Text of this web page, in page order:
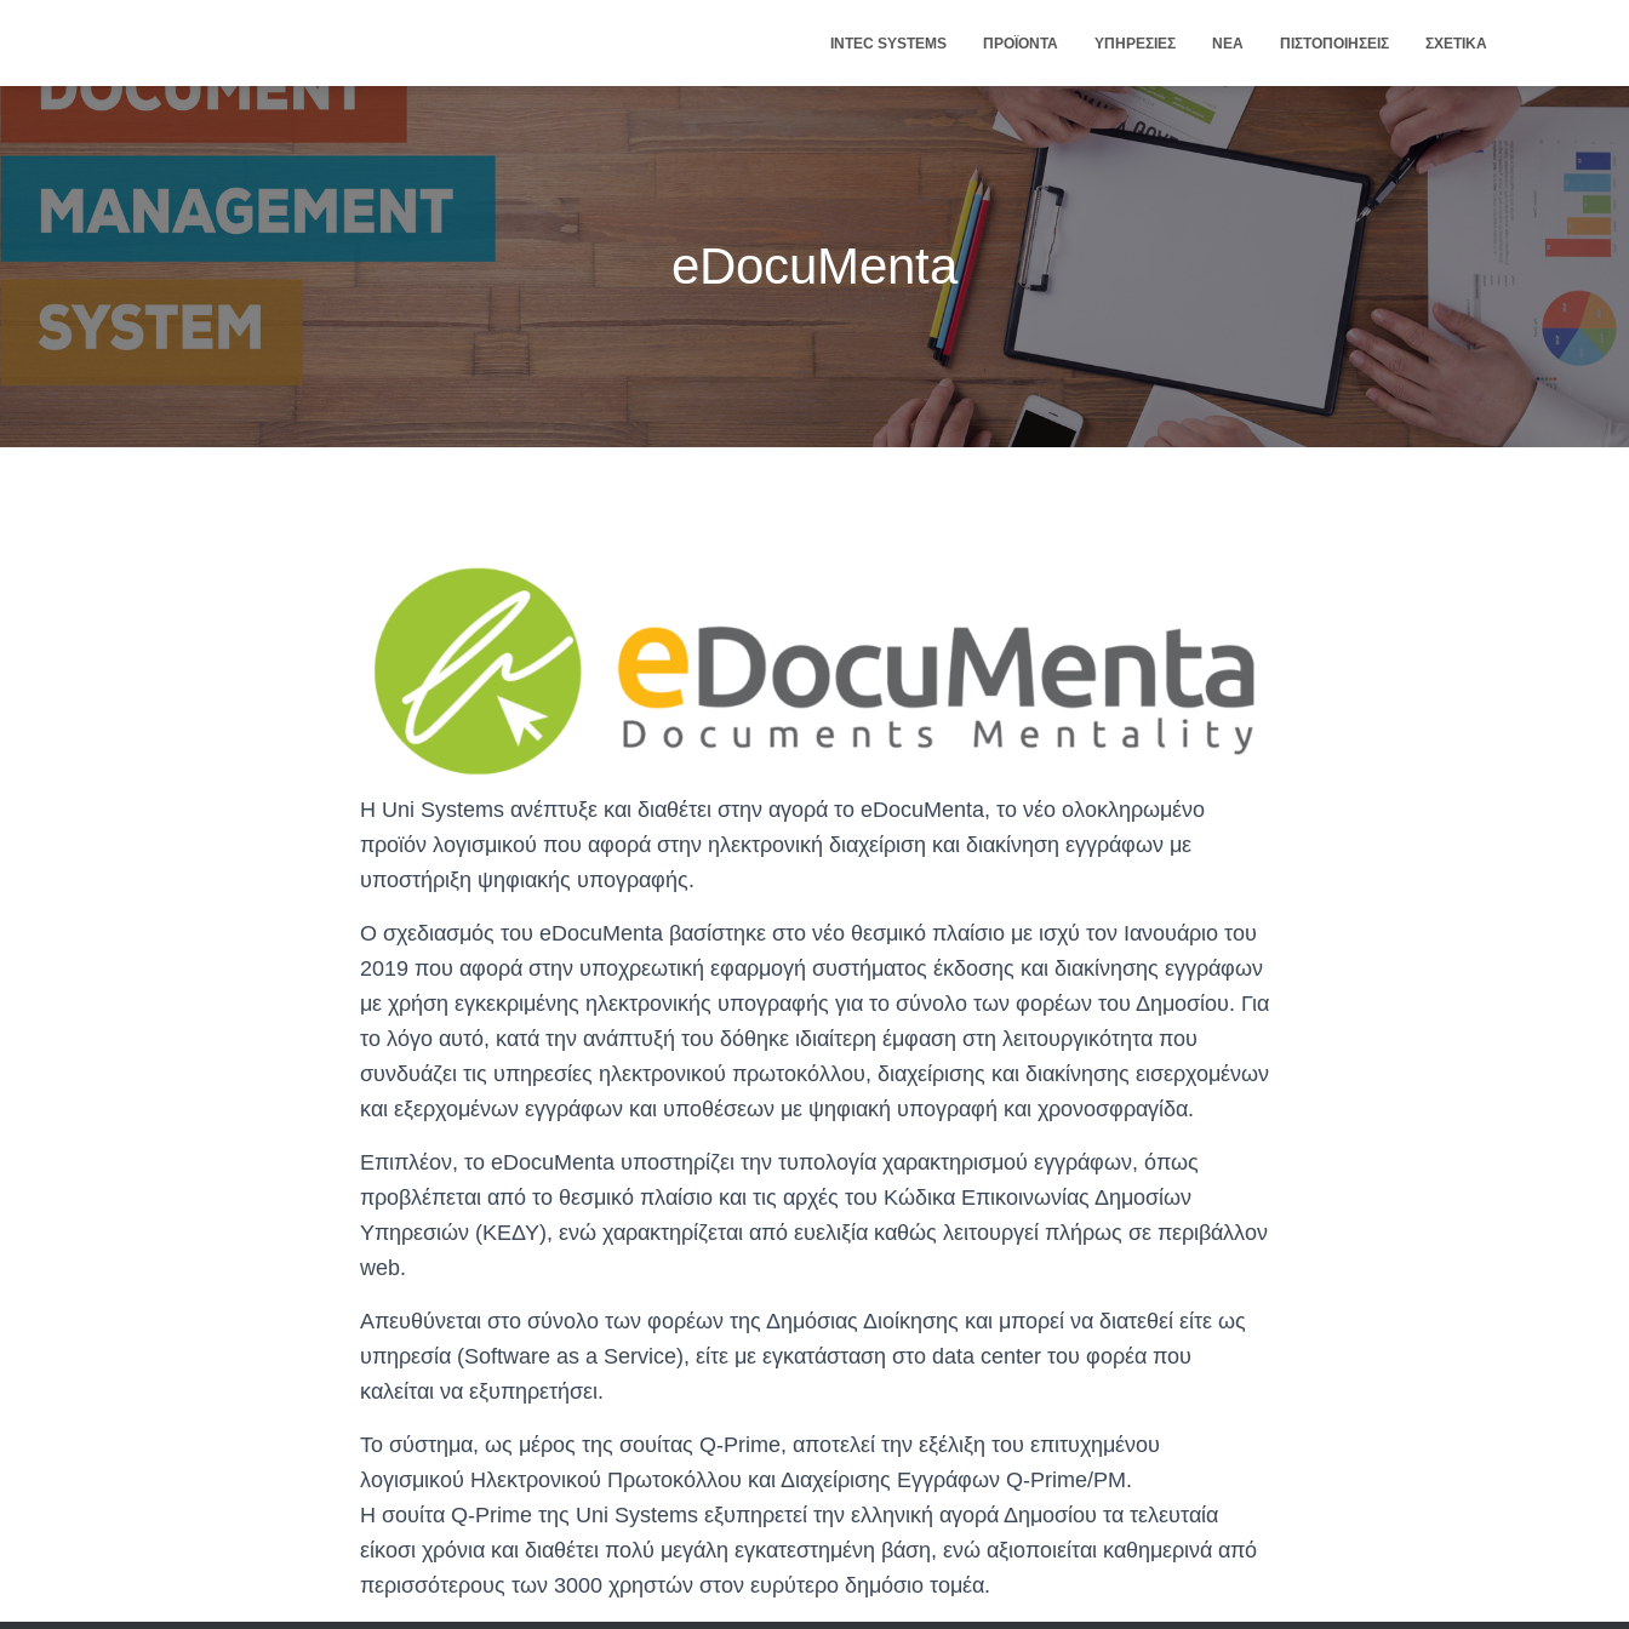
INTEC SYSTEMS ΠΡΟΪΌΝΤΑ ΥΠΗΡΕΣΊΕΣ ΝΈΑ ΠΙΣΤΟΠΟΙΉΣΕΙΣ ΣΧΕΤΙΚΆ
eDocuMenta
Η Uni Systems ανέπτυξε και διαθέτει στην αγορά το eDocuMenta, το νέο ολοκληρωμένο
προϊόν λογισμικού που αφορά στην ηλεκτρονική διαχείριση και διακίνηση εγγράφων με
υποστήριξη ψηφιακής υπογραφής.
Ο σχεδιασμός του eDocuMenta βασίστηκε στο νέο θεσμικό πλαίσιο με ισχύ τον Ιανουάριο του
2019 που αφορά στην υποχρεωτική εφαρμογή συστήματος έκδοσης και διακίνησης εγγράφων
με χρήση εγκεκριμένης ηλεκτρονικής υπογραφής για το σύνολο των φορέων του Δημοσίου. Για
το λόγο αυτό, κατά την ανάπτυξή του δόθηκε ιδιαίτερη έμφαση στη λειτουργικότητα που
συνδυάζει τις υπηρεσίες ηλεκτρονικού πρωτοκόλλου, διαχείρισης και διακίνησης εισερχομένων
και εξερχομένων εγγράφων και υποθέσεων με ψηφιακή υπογραφή και χρονοσφραγίδα.
Επιπλέον, το eDocuMenta υποστηρίζει την τυπολογία χαρακτηρισμού εγγράφων, όπως
προβλέπεται από το θεσμικό πλαίσιο και τις αρχές του Κώδικα Επικοινωνίας Δημοσίων
Υπηρεσιών (ΚΕΔΥ), ενώ χαρακτηρίζεται από ευελιξία καθώς λειτουργεί πλήρως σε περιβάλλον
web.
Απευθύνεται στο σύνολο των φορέων της Δημόσιας Διοίκησης και μπορεί να διατεθεί είτε ως
υπηρεσία (Software as a Service), είτε με εγκατάσταση στο data center του φορέα που
καλείται να εξυπηρετήσει.
Το σύστημα, ως μέρος της σουίτας Q-Prime, αποτελεί την εξέλιξη του επιτυχημένου
λογισμικού Ηλεκτρονικού Πρωτοκόλλου και Διαχείρισης Εγγράφων Q-Prime/PΜ.
Η σουίτα Q-Prime της Uni Systems εξυπηρετεί την ελληνική αγορά Δημοσίου τα τελευταία
είκοσι χρόνια και διαθέτει πολύ μεγάλη εγκατεστημένη βάση, ενώ αξιοποιείται καθημερινά από
περισσότερους των 3000 χρηστών στον ευρύτερο δημόσιο τομέα.